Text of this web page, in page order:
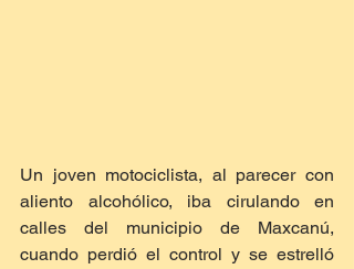
Un joven motociclista, al parecer con
aliento alcohólico, iba cirulando en
calles del municipio de Maxcanú,
cuando perdió el control y se estrelló